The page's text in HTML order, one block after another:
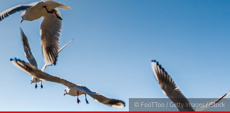
© FooTToo / Getty Images / iStock